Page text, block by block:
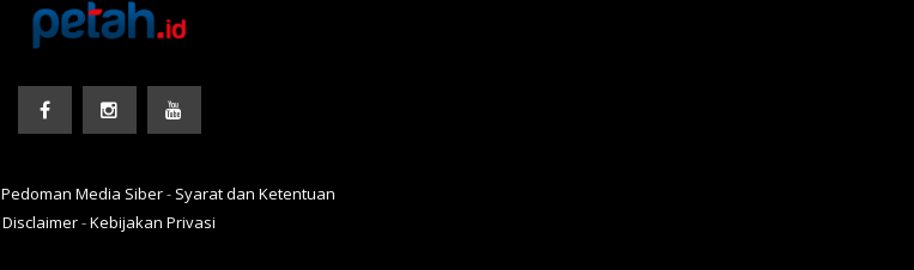
Pedoman Media Siber- Syarat dan Ketentuan
Disclaimer-Kebijakan Privasi